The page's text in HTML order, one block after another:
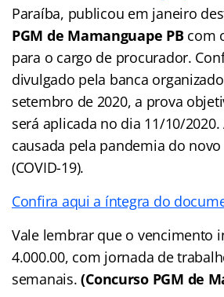
Paraíba, publicou em janeiro
PGM de Mamanguape PB com
para o cargo de procurador.
divulgado pela banca
setembro de 2020, a prova
será aplicada no dia 11/10/2020.
causada pela pandemia do
(COVID-19).
Confira aqui a íntegra do
Vale lembrar que o vencimento
4.000.00, com jornada de
semanais.(Concurso PGM de